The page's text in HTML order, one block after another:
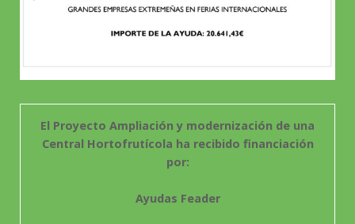
El Proyecto Ampliación y modernización de una
Central Hortofrutícola ha recibido financiación
por:
Ayudas Feader